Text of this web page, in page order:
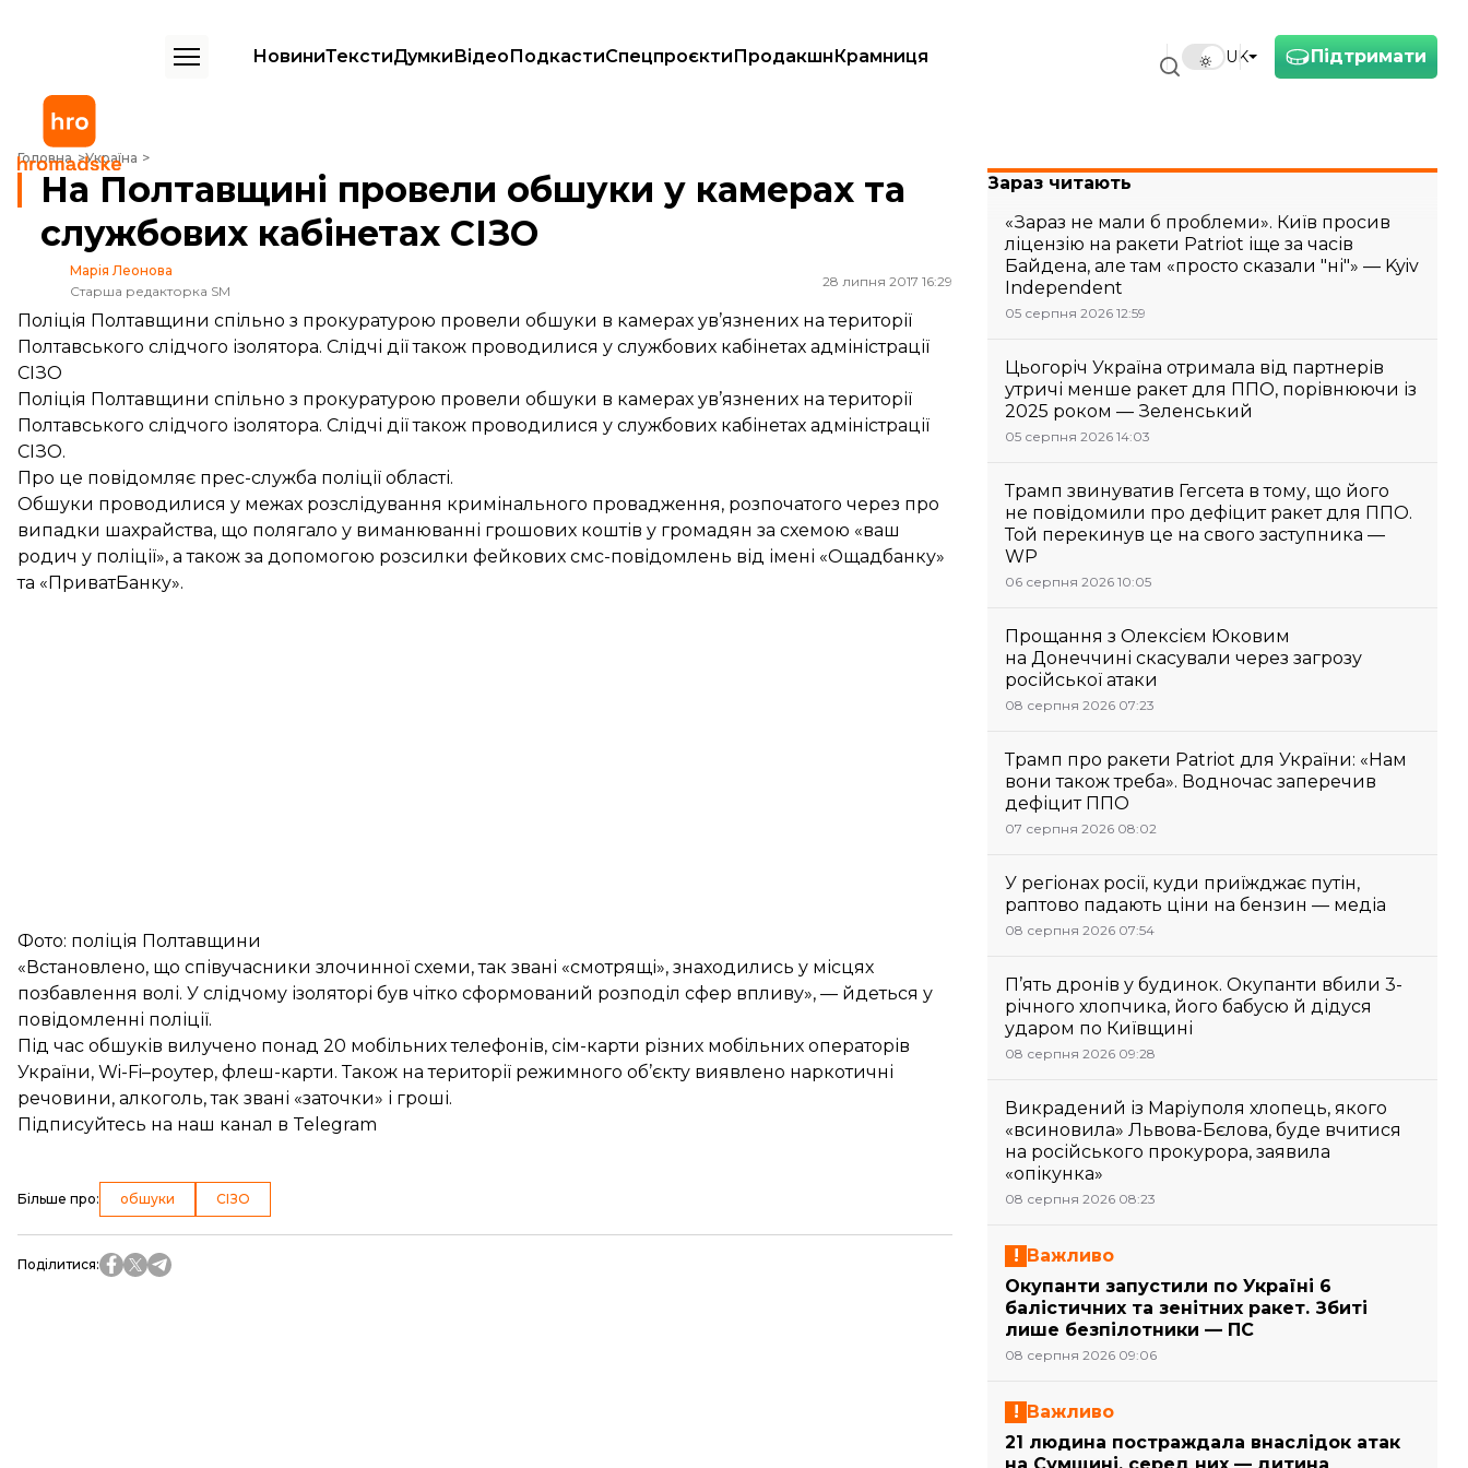
Підтримати
UK
НовиниТекстиДумкиВідеоПодкастиСпецпроєктиПродакшнКрамниця
Головна Україна
На Полтавщині провели обшуки у камерах та службових кабінетах СІЗО
На Полтавщині провели обшуки у камерах та
службових кабінетах СІЗО
Марія Леонова
Старша редакторка SM
28 липня 2017 16:29
Поліція Полтавщини спільно з прокуратурою провели обшуки в камерах ув’язнених на території
Полтавського слідчого ізолятора. Слідчі дії також проводилися у службових кабінетах адміністрації
СІЗО
Поліція Полтавщини спільно з прокуратурою провели обшуки в камерах ув’язнених на території
Полтавського слідчого ізолятора. Слідчі дії також проводилися у службових кабінетах адміністрації
СІЗО.
Про це повідомляє прес-служба поліції області.
Обшуки проводилися у межах розслідування кримінального провадження, розпочатого через про
випадки шахрайства, що полягало у виманюванні грошових коштів у громадян за схемою «ваш
родич у поліції», а також за допомогою розсилки фейкових смс-повідомлень від імені «Ощадбанку»
та «ПриватБанку».
Фото: поліція Полтавщини
«Встановлено, що співучасники злочинної схеми, так звані «смотрящі», знаходились у місцях
позбавлення волі. У слідчому ізоляторі був чітко сформований розподіл сфер впливу», — йдеться у
повідомленні поліції.
Під час обшуків вилучено понад 20 мобільних телефонів, сім-карти різних мобільних операторів
України, Wi-Fi–роутер, флеш-карти. Також на території режимного об’єкту виявлено наркотичні
речовини, алкоголь, так звані «заточки» і гроші.
Підписуйтесь на наш канал в Telegram
Більше про: обшуки СІЗО
Поділитися:
Зараз читають
«Зараз не мали б проблеми». Київ просив
ліцензію на ракети Patriot іще за часів
Байдена, але там «просто сказали "ні"» — Kyiv
Independent
05 серпня 2026 12:59
Цьогоріч Україна отримала від партнерів
утричі менше ракет для ППО, порівнюючи із
2025 роком — Зеленський
05 серпня 2026 14:03
Трамп звинуватив Гегсета в тому, що його
не повідомили про дефіцит ракет для ППО.
Той перекинув це на свого заступника —
WP
06 серпня 2026 10:05
Прощання з Олексієм Юковим
на Донеччині скасували через загрозу
російської атаки
08 серпня 2026 07:23
Трамп про ракети Patriot для України: «Нам
вони також треба». Водночас заперечив
дефіцит ППО
07 серпня 2026 08:02
У регіонах росії, куди приїжджає путін,
раптово падають ціни на бензин — медіа
08 серпня 2026 07:54
П’ять дронів у будинок. Окупанти вбили 3-
річного хлопчика, його бабусю й дідуся
ударом по Київщині
08 серпня 2026 09:28
Викрадений із Маріуполя хлопець, якого
«всиновила» Львова-Бєлова, буде вчитися
на російського прокурора, заявила
«опікунка»
08 серпня 2026 08:23
Важливо
Окупанти запустили по Україні 6
балістичних та зенітних ракет. Збиті
лише безпілотники — ПС
08 серпня 2026 09:06
Важливо
21 людина постраждала внаслідок атак